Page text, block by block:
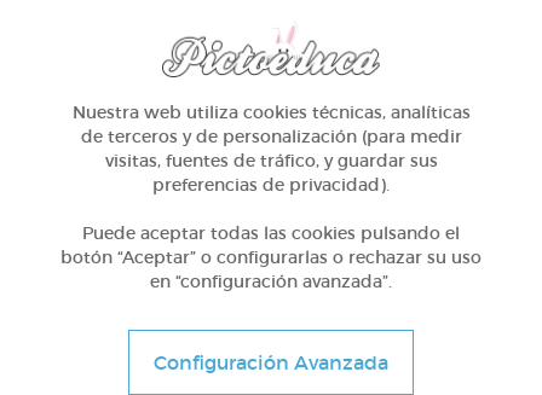
Conociendo nuestro cuerpo
Nuestra web utiliza cookies técnicas, analíticas
de terceros y de personalización (para medir
visitas, fuentes de tráfico, y guardar sus
preferencias de privacidad).
Puede aceptar todas las cookies pulsando el
botón “Aceptar” o configurarlas o rechazar su uso
en “configuración avanzada”.
Configuración Avanzada